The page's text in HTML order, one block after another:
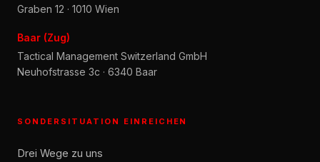
Graben 12 · 1010 Wien
Baar (Zug)
Tactical Management Switzerland GmbH
Neuhofstrasse 3c · 6340 Baar
SONDERSITUATION EINREICHEN
Drei Wege zu uns